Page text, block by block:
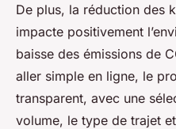
De plus, la réduction des
impacte positivement
baisse des émissions de
aller simple en ligne, le
transparent, avec une
volume, le type de trajet